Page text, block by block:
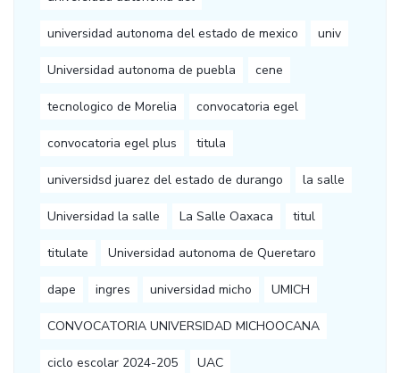
universidad autonoma del estado de mexico univ
Universidad autonoma de puebla cene
tecnologico de Morelia convocatoria egel
convocatoria egel plus titula
universidsd juarez del estado de durango la salle
Universidad la salle La Salle Oaxaca titul
titulate Universidad autonoma de Queretaro
dape ingres universidad micho UMICH
CONVOCATORIA UNIVERSIDAD MICHOOCANA
ciclo escolar 2024-205 UAC